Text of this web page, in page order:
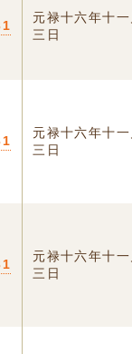
元禄十六年十
三日
元禄十六年十
三日
元禄十六年十
三日